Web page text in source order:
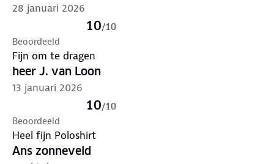
28 januari 2026
10/10
Beoordeeld
Fijn om te dragen
heer J. van Loon
13 januari 2026
10/10
Beoordeeld
Heel fijn Poloshirt
Ans zonneveld